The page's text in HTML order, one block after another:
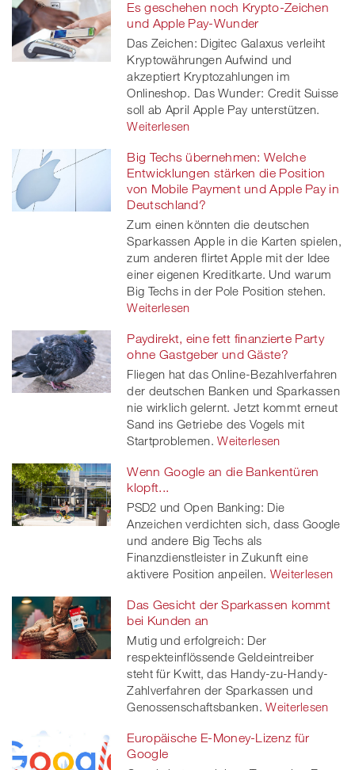
Es geschehen noch Krypto-Zeichen
und Apple Pay-Wunder
Das Zeichen: Digitec Galaxus verleiht
Kryptowährungen Aufwind und
akzeptiert Kryptozahlungen im
Onlineshop. Das Wunder: Credit Suisse
soll ab April Apple Pay unterstützen.
Weiterlesen
Big Techs übernehmen: Welche
Entwicklungen stärken die Position
von Mobile Payment und Apple Pay in
Deutschland?
Zum einen könnten die deutschen
Sparkassen Apple in die Karten spielen,
zum anderen flirtet Apple mit der Idee
einer eigenen Kreditkarte. Und warum
Big Techs in der Pole Position stehen.
Weiterlesen
Paydirekt, eine fett finanzierte Party
ohne Gastgeber und Gäste?
Fliegen hat das Online-Bezahlverfahren
der deutschen Banken und Sparkassen
nie wirklich gelernt. Jetzt kommt erneut
Sand ins Getriebe des Vogels mit
Startproblemen. Weiterlesen
Wenn Google an die Bankentüren
klopft...
PSD2 und Open Banking: Die
Anzeichen verdichten sich, dass Google
und andere Big Techs als
Finanzdienstleister in Zukunft eine
aktivere Position anpeilen. Weiterlesen
Das Gesicht der Sparkassen kommt
bei Kunden an
Mutig und erfolgreich: Der
respekteinflössende Geldeintreiber
steht für Kwitt, das Handy-zu-Handy-
Zahlverfahren der Sparkassen und
Genossenschaftsbanken. Weiterlesen
Europäische E-Money-Lizenz für
Google